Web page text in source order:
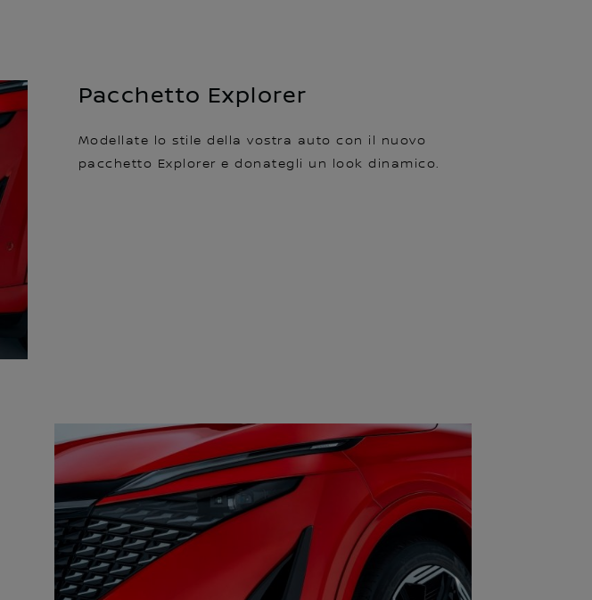
Pacchetto Explorer
Modellate lo stile della vostra auto con il nuovo
pacchetto Explorer e donategli un look dinamico.